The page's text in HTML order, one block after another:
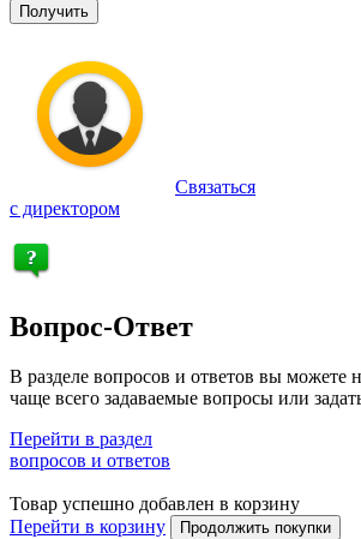
Получить
Связаться
с директором
Вопрос-Ответ
В разделе вопросов и ответов вы можете
чаще всего задаваемые вопросы или
Перейти в раздел
вопросов и ответов
Товар успешно добавлен в корзину
Перейти в корзину
Продолжить покупки